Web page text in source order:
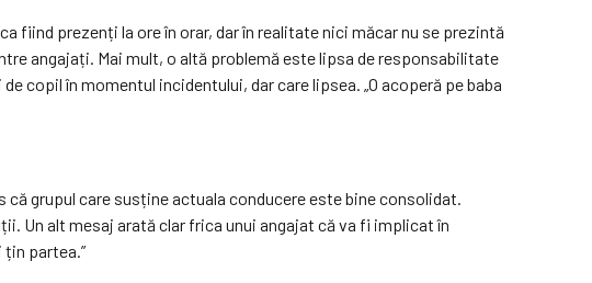
fiind prezenți la ore în orar, dar în realitate nici măcar nu se prezintă
angajați. Mai mult, o altă problemă este lipsa de responsabilitate
copil în momentul incidentului, dar care lipsea. „O acoperă pe baba
grupul care susține actuala conducere este bine consolidat.
Un alt mesaj arată clar frica unui angajat că va fi implicat în
țin partea.”